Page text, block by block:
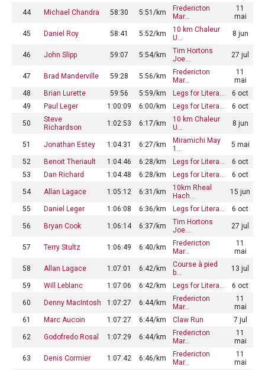
44 Michael Chandra 58:30 5:51/km
Fredericton
Mar…
11
mai
45 Daniel Roy 58:41 5:52/km
10 km Chaleur
U…
8 jun
46 John Slipp 59:07 5:54/km
Tim Hortons
Joe…
27 jul
47 Brad Manderville 59:28 5:56/km
Fredericton
Mar…
11
mai
48
Brian Lurette 59:56 5:59/km Legs for Litera…
6 oct
49
Paul Leger 1:00:09 6:00/km Legs for Litera… 6 oct
50
Steve
Richardson
1:02:53 6:17/km
10 km Chaleur
U…
8 jun
51 Jonathan Estey 1:04:31 6:27/km
Miramichi May
1…
5 mai
52 Benoit Theriault 1:04:46 6:28/km Legs for Litera…
6 oct
53
Dan Richard 1:04:48 6:28/km Legs for Litera… 6 oct
54 Allan Lagace 1:05:12 6:31/km
10km Rheal
Hach…
15 jun
55 Daniel Leger 1:06:08 6:36/km Legs for Litera… 6 oct
56 Bryan Cook 1:06:14 6:37/km
Tim Hortons
Joe…
27 jul
57 Terry Stultz 1:06:49 6:40/km
Fredericton
Mar…
11
mai
58 Allan Lagace 1:07:01 6:42/km
Course à pied
b…
13 jul
59 Will Leblanc 1:07:06 6:42/km Legs for Litera… 6 oct
60 Denny MacIntosh 1:07:27 6:44/km
Fredericton
Mar…
11
mai
61
Marc Aucoin 1:07:27 6:44/km Claw Run 7 jul
62 Godofredo Rosal 1:07:29 6:44/km
Fredericton
Mar…
11
mai
63 Denis Cormier 1:07:42 6:46/km
Fredericton
Mar…
11
mai